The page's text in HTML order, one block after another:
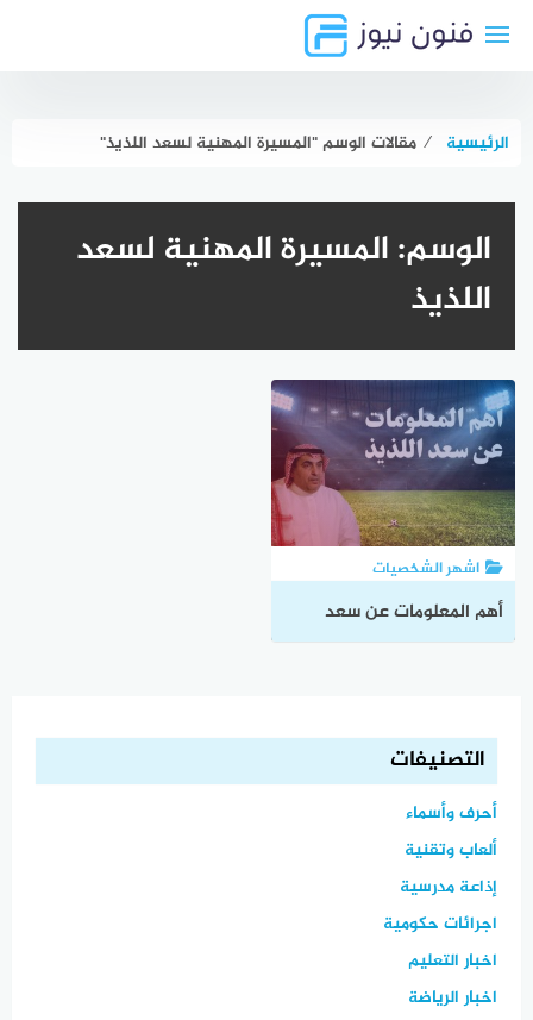
الرئيسية ⁄ مقالات الوسم "المسيرة المهنية لسعد اللذيذ"
الوسم:المسيرة المهنية لسعد
اللذيذ
اشهر الشخصيات
أهم المعلومات عن سعد
التصنيفات
أحرف وأسماء
ألعاب وتقنية
إذاعة مدرسية
اجرائات حكومية
اخبار التعليم
اخبار الرياضة